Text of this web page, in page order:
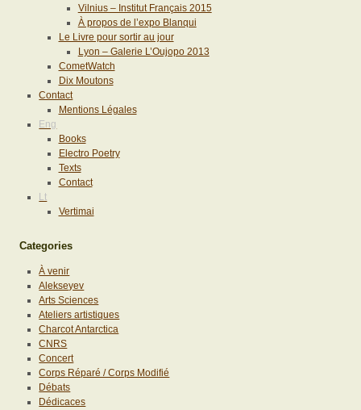
Vilnius – Institut Français 2015
À propos de l’expo Blanqui
Le Livre pour sortir au jour
Lyon – Galerie L’Oujopo 2013
CometWatch
Dix Moutons
Contact
Mentions Légales
Eng
Books
Electro Poetry
Texts
Contact
Lt
Vertimai
Categories
À venir
Alekseyev
Arts Sciences
Ateliers artistiques
Charcot Antarctica
CNRS
Concert
Corps Réparé / Corps Modifié
Débats
Dédicaces